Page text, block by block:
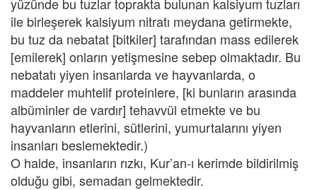
ile birleşerek kalsiyum nitratı meydana getirmekte,
bu tuz da nebatat [bitkiler] tarafından mass edilerek
[emilerek] onların yetişmesine sebep olmaktadır. Bu
nebatatı yiyen insanlarda ve hayvanlarda, o
maddeler muhtelif proteinlere, [ki bunların arasında
albüminler de vardır] tehavvül etmekte ve bu
hayvanların etlerini, sütlerini, yumurtalarını yiyen
insanları beslemektedir.)
O halde, insanların rızkı, Kur’an-ı kerimde bildirilmiş
olduğu gibi, semadan gelmektedir.